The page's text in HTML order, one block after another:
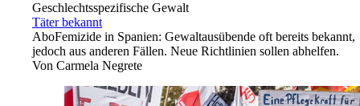
Geschlechtsspezifische Gewalt
Täter bekannt
AboFemizide in Spanien: Gewaltausübende oft bereits bekannt,
jedoch aus anderen Fällen. Neue Richtlinien sollen abhelfen.
Von Carmela Negrete